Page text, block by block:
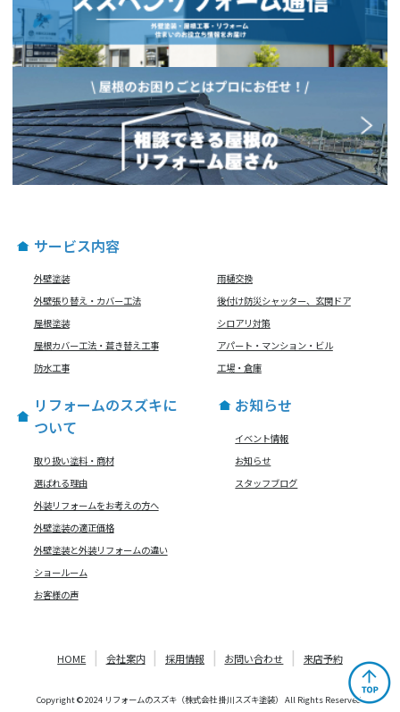
サービス内容
外壁塗装
外壁張り替え・カバー工法
屋根塗装
屋根カバー工法・葺き替え工事
防水工事
雨樋交換
後付け防災シャッター、玄関ドア
シロアリ対策
アパート・マンション・ビル
工場・倉庫
リフォームのスズキに
ついて
取り扱い塗料・商材
選ばれる理由
外装リフォームをお考えの方へ
外壁塗装の適正価格
外壁塗装と外装リフォームの違い
ショールーム
お客様の声
お知らせ
イベント情報
お知らせ
スタッフブログ
HOME 会社案内 採用情報 お問い合わせ 来店予約
Copyright © 2024 リフォームのスズキ（株式会社 掛川スズキ塗装） All Rights Reserved.